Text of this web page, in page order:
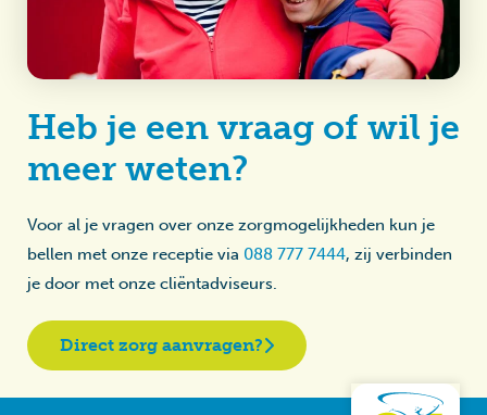
Heb je een vraag of wil je
meer weten?
Voor al je vragen over onze zorgmogelijkheden kun je
bellen met onze receptie via 088 777 7444, zij verbinden
je door met onze cliëntadviseurs.
Direct zorg aanvragen?